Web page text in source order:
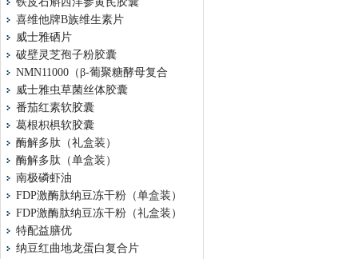
喜维他牌B族维生素片
威士雅硒片
破壁灵芝孢子粉胶囊
NMN11000（β-葡聚糖酵母复合
威士雅虫草菌丝体胶囊
番茄红素软胶囊
葛根枳椇软胶囊
酶解多肽（礼盒装）
酶解多肽（单盒装）
南极磷虾油
FDP激酶肽纳豆冻干粉（单盒装）
FDP激酶肽纳豆冻干粉（礼盒装）
特配益膳优
纳豆红曲地龙蛋白复合片